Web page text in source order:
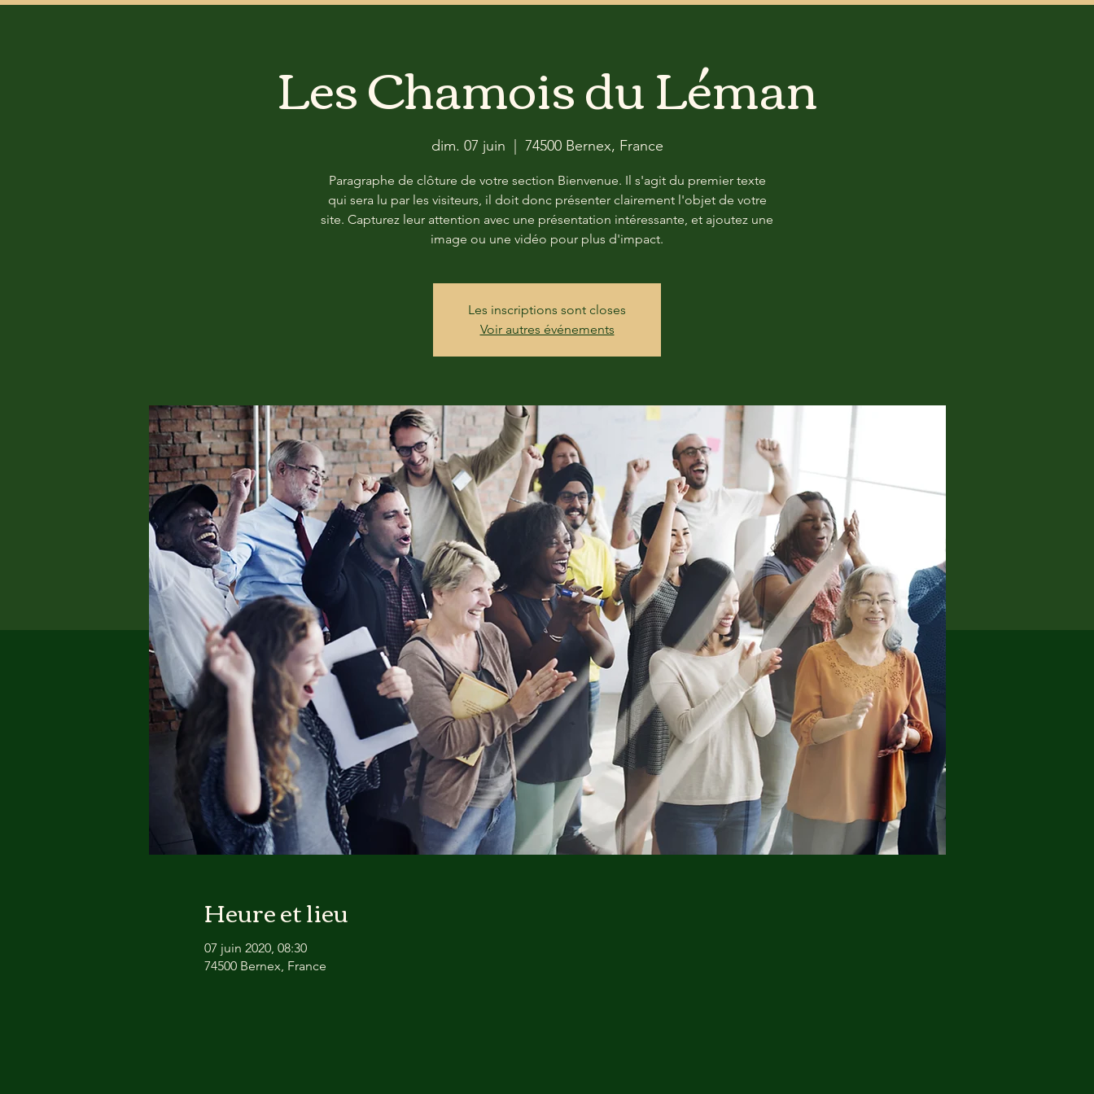
Les Chamois du Léman
dim. 07 juin 74500 Bernex, France
Paragraphe de clôture de votre section Bienvenue. Il s'agit du premier texte
qui sera lu par les visiteurs, il doit donc présenter clairement l'objet de votre
site. Capturez leur attention avec une présentation intéressante, et ajoutez une
image ou une vidéo pour plus d'impact.
Les inscriptions sont closes
Voir autres événements
Heure et lieu
07 juin 2020, 08:30
74500 Bernex, France